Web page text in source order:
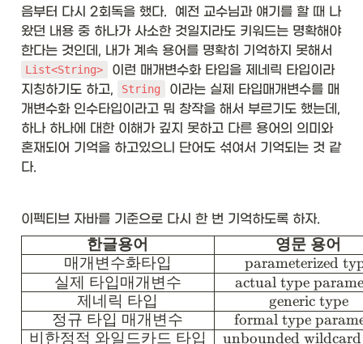
음부터 다시 2회독을 했다.  예전 교수님과 얘기를 할 때 나
왔던 내용 중 하나가 사소한 것일지라도 키워드는 명확해야
List<String>
이런 매개변수화 타입을 제네릭 타입이라
지칭하기도 하고,
String
이라는 실제 타입매개변수를 매
개변수화 인수타입이라고 뭐 창작을 해서 부르기도 했는데,
하나 하나에 대한 이해가 깊지 못하고 다른 용어의 의미와
혼재되어 기억을 하고있으니 단어도 섞여서 기억되는 것 같
다.
이펙티브 자바를 기준으로 다시 한 번 기억하도록 하자.
be
gi
n
ay
한글용어
매개변수화타입
실제 타입매개변수
제네릭 타입
정규 타입 매개변수
비한정적 와일드카드 타입
영문 용어
parameterized
actual type
generic type
formal type
unbounded